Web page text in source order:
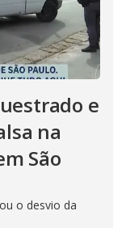
e
na
São
o desvio da